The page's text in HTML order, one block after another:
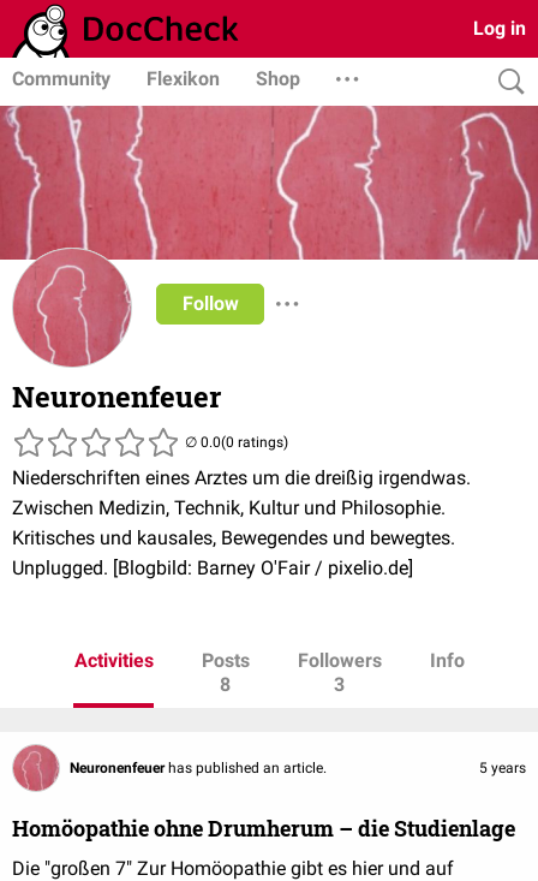
Log in
Community Flexikon Shop
Follow
Neuronenfeuer
(0 ratings)
Niederschriften eines Arztes um die dreißig irgendwas.
Zwischen Medizin, Technik, Kultur und Philosophie.
Kritisches und kausales, Bewegendes und bewegtes.
Unplugged. [Blogbild: Barney O'Fair / pixelio.de]
Activities
Posts
8
Followers
3
Info
Neuronenfeuer has published an article. 5 years
Homöopathie ohne Drumherum – die Studienlage
Die "großen 7" Zur Homöopathie gibt es hier und auf